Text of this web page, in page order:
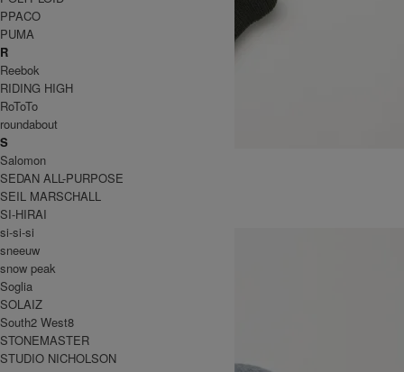
KINT CAP
6,600円(税込) 3,960円(税込)
DECHO
デコー
PPACO
PUMA
R
Reebok
RIDING HIGH
RoToTo
roundabout
S
Salomon
SEDAN ALL-PURPOSE
SEIL MARSCHALL
SI-HIRAI
si-si-si
sneeuw
snow peak
Soglia
SOLAIZ
South2 West8
STONEMASTER
STUDIO NICHOLSON